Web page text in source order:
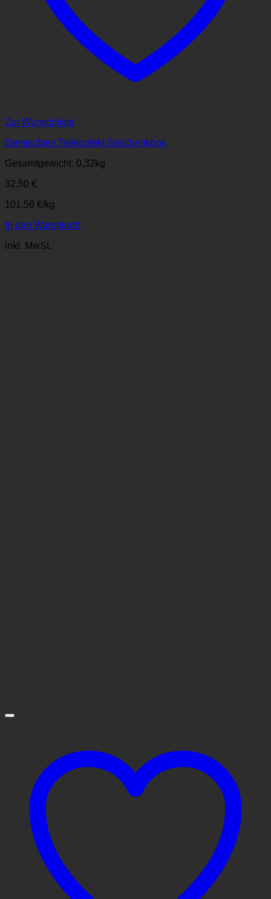
Zur Wunschliste
Gemischtes Teekonfekt Geschenkbox
Gesamtgewicht: 0,32 kg
32,50 €
101,56 €/kg
In den Warenkorb
inkl. MwSt.